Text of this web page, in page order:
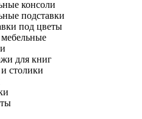
консоли
подставки
под цветы
для книг
столики